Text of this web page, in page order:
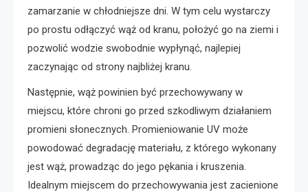
zamarzanie w chłodniejsze dni. W tym celu wystarczy
po prostu odłączyć wąż od kranu, położyć go na ziemi i
pozwolić wodzie swobodnie wypłynąć, najlepiej
zaczynając od strony najbliżej kranu.
Następnie, wąż powinien być przechowywany w
miejscu, które chroni go przed szkodliwym działaniem
promieni słonecznych. Promieniowanie UV może
powodować degradację materiału, z którego wykonany
jest wąż, prowadząc do jego pękania i kruszenia.
Idealnym miejscem do przechowywania jest zacienione